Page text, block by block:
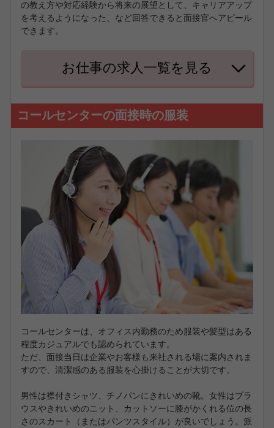
の教え方や対応経験から将来の展望として、キャリアアップ
を考えるようになった、など回答できると面接官へアピール
できます。
お仕事の求人一覧を見る
コールセンターの面接時の服装
コールセンターは、オフィス内勤務のため服装や髪型はある
程度カジュアルでも認められています。
ただ、面接当日は企業やお客様も来社される場に案内されま
すので、清潔感のある服装を心掛けることが大切です。
男性は襟付きシャツ、チノパンにきれいめの靴。女性はブラ
ウスやきれいめのニット、カットソーに膝がかくれる位の長
さのスカート（またはパンツスタイル）が良いでしょう。派